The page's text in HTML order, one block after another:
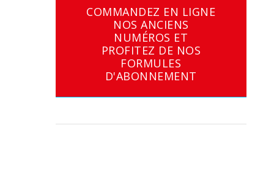
COMMANDEZ EN LIGNE
NOS ANCIENS
NUMÉROS ET
PROFITEZ DE NOS
FORMULES
D'ABONNEMENT